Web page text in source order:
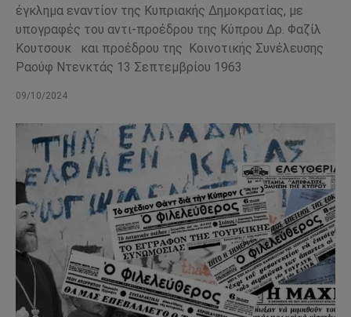
έγκλημα εναντίον της Κυπριακής Δημοκρατίας, με
υπογραφές του αντι-προέδρου της Κύπρου Δρ. Φαζίλ
Κουτσουκ και προέδρου της Κοινοτικής Συνέλευσης
Ραούφ Ντενκτάς 13 Σεπτεμβρίου 1963
09/10/2024